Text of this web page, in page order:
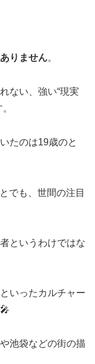
りません。
ない、強い“現実
たのは19歳のと
でも、世間の注目
というわけではな
いったカルチャー
池袋などの街の描